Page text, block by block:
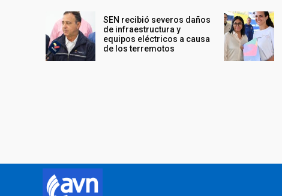
SEN recibió severos daños
de infraestructura y
equipos eléctricos a causa
de los terremotos